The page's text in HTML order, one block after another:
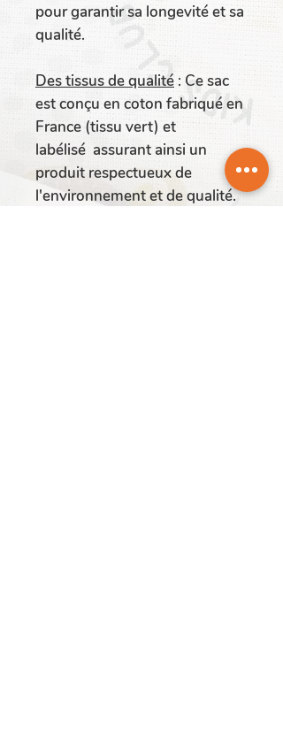
pour garantir sa longevité et sa
qualité.
Des tissus de qualité : Ce sac
est conçu en coton fabriqué en
France (tissu vert) et
labélisé assurant ainsi un
produit respectueux de
l'environnement et de qualité.